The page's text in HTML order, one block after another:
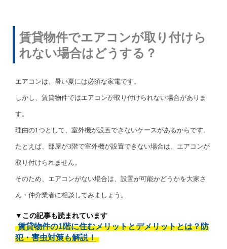
賃貸物件でエアコンが取り付けら
れない場合はどうする？
エアコンは、暑い夏には必須な家電です。
しかし、賃貸物件ではエアコンが取り付けられない場合がありま
す。
理由の1つとして、室外機が設置できないケースがあるからです。
たとえば、部屋が3階で室外機が設置できない場合は、エアコンが
取り付けられません。
そのため、エアコンがない場合は、設置が可能かどうかを大家さ
ん・仲介業者に相談してみましょう。
▼この記事も読まれています
賃貸物件の1階に住むメリットとデメリットとは？防
犯・害虫対策も解説！